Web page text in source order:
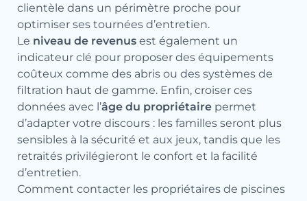
clientèle dans un périmètre proche pour
optimiser ses tournées d’entretien.
Le niveau de revenus est également un
indicateur clé pour proposer des équipements
coûteux comme des abris ou des systèmes de
filtration haut de gamme. Enfin, croiser ces
données avec l’âge du propriétaire permet
d’adapter votre discours : les familles seront plus
sensibles à la sécurité et aux jeux, tandis que les
retraités privilégieront le confort et la facilité
d’entretien.
Comment contacter les propriétaires de piscines